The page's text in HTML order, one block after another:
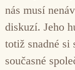
nás musí
diskuzí. Jeho
totiž snadné si
současné